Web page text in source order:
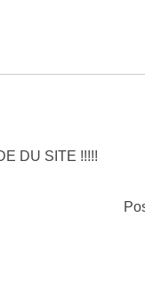
DU SITE !!!!!